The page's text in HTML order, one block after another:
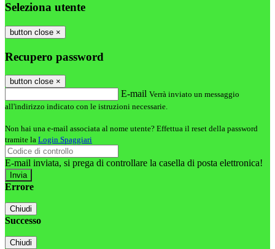
Seleziona utente
button close ×
Recupero password
button close ×
E-mail Verrà inviato un messaggio
all'indirizzo indicato con le istruzioni necessarie.
Non hai una e-mail associata al nome utente? Effettua il reset della password
tramite la Login Spaggiari
E-mail inviata, si prega di controllare la casella di posta elettronica!
Errore
Chiudi
Successo
Chiudi